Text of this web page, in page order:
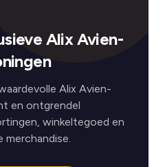
Alix Avien-
Alix Avien-
en ontgrendel
winkeltegoed en
merchandise.